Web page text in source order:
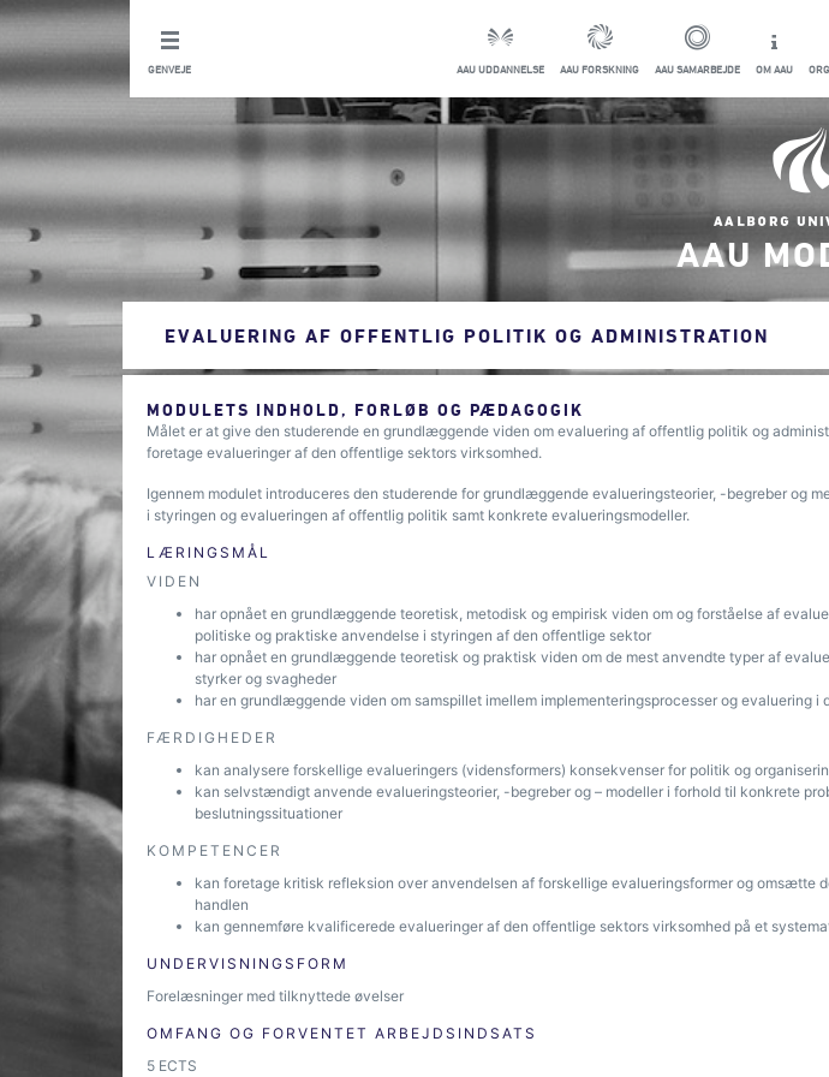
GENVEJE AAU UDDANNELSE AAU FORSKNING AAU SAMARBEJDE OM AAU
AAU
EVALUERING AF OFFENTLIG POLITIK OG ADMINISTRATION
MODULETS INDHOLD, FORLØB OG PÆDAGOGIK
Målet er at give den studerende en grundlæggende viden om evaluering af offentlig politik og
foretage evalueringer af den offentlige sektors virksomhed.
Igennem modulet introduceres den studerende for grundlæggende evalueringsteorier, -begreber og
i styringen og evalueringen af offentlig politik samt konkrete evalueringsmodeller.
LÆRINGSMÅL
VIDEN
har opnået en grundlæggende teoretisk, metodisk og empirisk viden om og forståelse af
politiske og praktiske anvendelse i styringen af den offentlige sektor
har opnået en grundlæggende teoretisk og praktisk viden om de mest anvendte typer af
styrker og svagheder
har en grundlæggende viden om samspillet imellem implementeringsprocesser og evaluering i
FÆRDIGHEDER
kan analysere forskellige evalueringers (vidensformers) konsekvenser for politik og
kan selvstændigt anvende evalueringsteorier, -begreber og – modeller i forhold til konkrete
beslutningssituationer
KOMPETENCER
kan foretage kritisk refleksion over anvendelsen af forskellige evalueringsformer og omsætte
handlen
kan gennemføre kvalificerede evalueringer af den offentlige sektors virksomhed på et
UNDERVISNINGSFORM
Forelæsninger med tilknyttede øvelser
OMFANG OG FORVENTET ARBEJDSINDSATS
5 ECTS